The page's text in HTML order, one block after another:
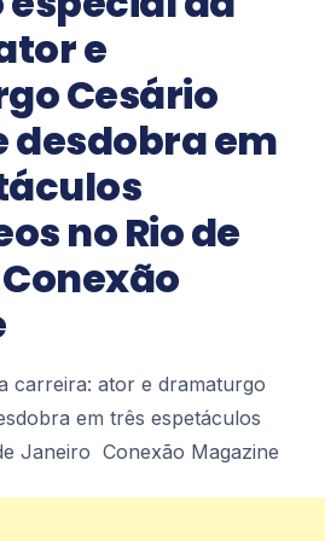
Diecast
carros em
em Itaipava –
Diecast reúne
miniatura de três
poderão
entre 12 e 14
e
Cesário
desdobra em
no Rio de
carreira: ator e dramaturgo
em três espetáculos
Janeiro Conexão Magazine